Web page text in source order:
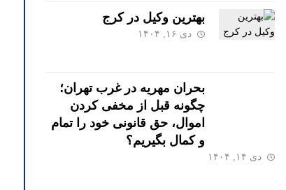
بهترین وکیل در کرج
دی ۱۶, ۱۴۰۴
بحران مهریه در غرب تهران؛
چگونه قبل از مخفی کردن
اموال، حق قانونی خود را تمام
و کمال بگیریم؟
دی ۱۴, ۱۴۰۴